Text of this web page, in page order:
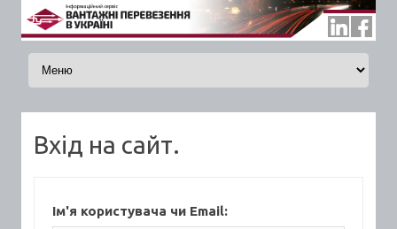
Skip to content
Вхід на сайт.
Ім'я користувача чи Email: